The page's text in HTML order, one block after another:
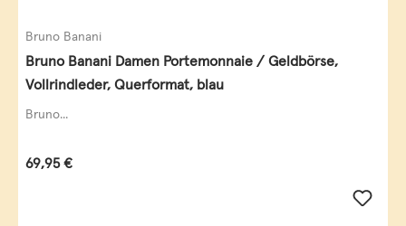
Bruno Banani
Bruno Banani Damen Portemonnaie / Geldbörse,
Vollrindleder, Querformat, blau
Bruno...
Regulärer Preis:
69,95 €